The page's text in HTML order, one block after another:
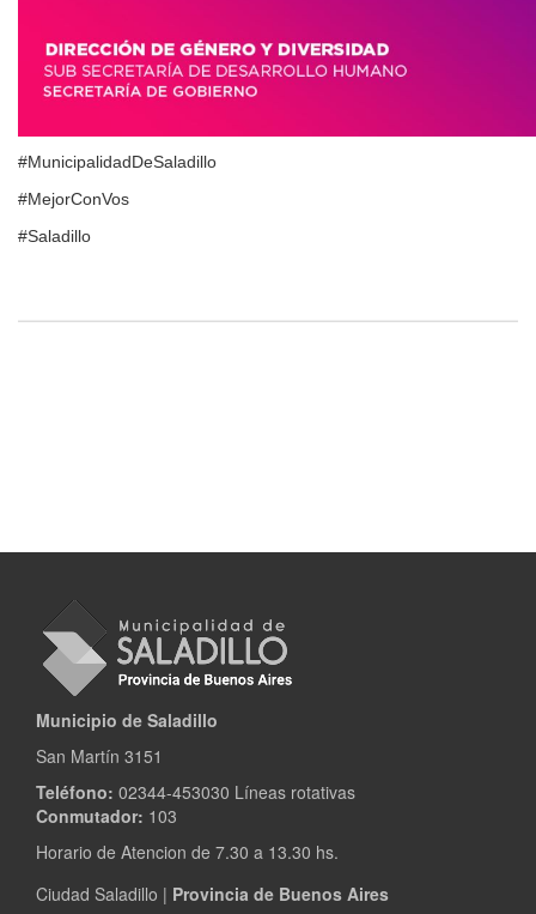
#MunicipalidadDeSaladillo
#MejorConVos
#Saladillo
Municipio de Saladillo
San Martín 3151
Teléfono: 02344-453030 Líneas rotativas
Conmutador: 103
Horario de Atencion de 7.30 a 13.30 hs.
Ciudad Saladillo | Provincia de Buenos Aires